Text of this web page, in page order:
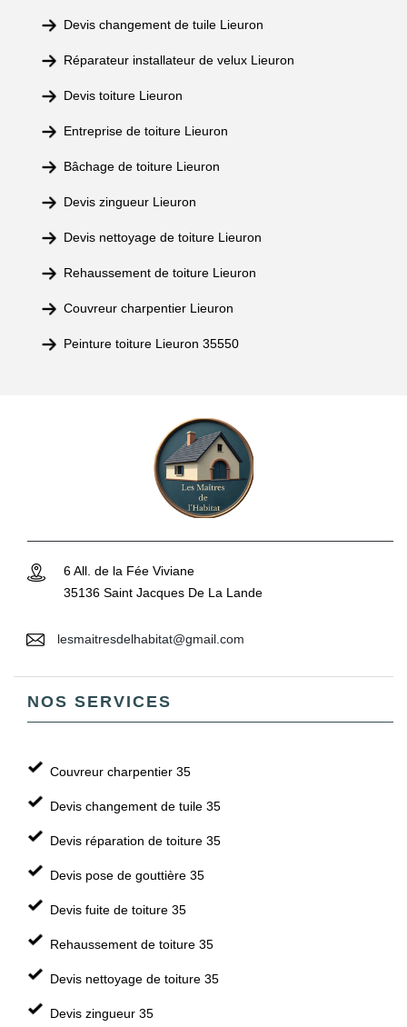
Devis changement de tuile Lieuron
Réparateur installateur de velux Lieuron
Devis toiture Lieuron
Entreprise de toiture Lieuron
Bâchage de toiture Lieuron
Devis zingueur Lieuron
Devis nettoyage de toiture Lieuron
Rehaussement de toiture Lieuron
Couvreur charpentier Lieuron
Peinture toiture Lieuron 35550
6 All. de la Fée Viviane
35136 Saint Jacques De La Lande
lesmaitresdelhabitat@gmail.com
NOS SERVICES
Couvreur charpentier 35
Devis changement de tuile 35
Devis réparation de toiture 35
Devis pose de gouttière 35
Devis fuite de toiture 35
Rehaussement de toiture 35
Devis nettoyage de toiture 35
Devis zingueur 35